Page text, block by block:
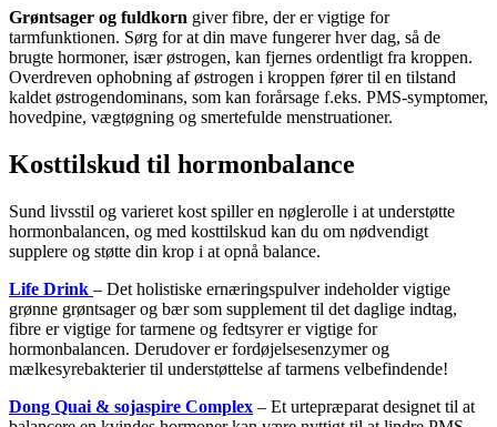
Grøntsager og fuldkorn giver fibre, der er vigtige for
tarmfunktionen. Sørg for at din mave fungerer hver dag, så de
brugte hormoner, især østrogen, kan fjernes ordentligt fra kroppen.
Overdreven ophobning af østrogen i kroppen fører til en tilstand
kaldet østrogendominans, som kan forårsage f.eks. PMS-symptomer,
hovedpine, vægtøgning og smertefulde menstruationer.
Kosttilskud til hormonbalance
Sund livsstil og varieret kost spiller en nøglerolle i at understøtte
hormonbalancen, og med kosttilskud kan du om nødvendigt
supplere og støtte din krop i at opnå balance.
Life Drink – Det holistiske ernæringspulver indeholder vigtige
grønne grøntsager og bær som supplement til det daglige indtag,
fibre er vigtige for tarmene og fedtsyrer er vigtige for
hormonbalancen. Derudover er fordøjelsesenzymer og
mælkesyrebakterier til understøttelse af tarmens velbefindende!
Dong Quai & sojaspire Complex – Et urtepræparat designet til at